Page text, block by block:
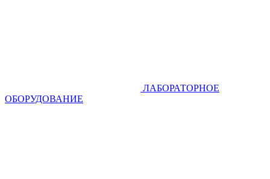
ЛАБОРАТОРНОЕ
ОБОРУДОВАНИЕ